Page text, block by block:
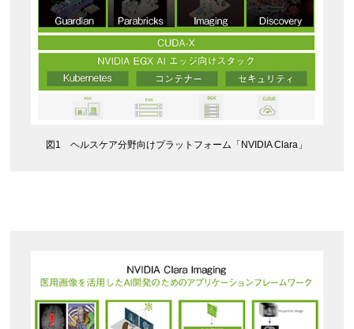
図1 ヘルスケア分野向けプラットフォーム「NVIDIA Clara」